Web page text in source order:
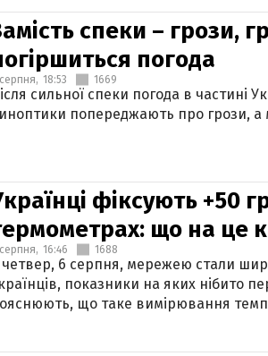
спеки – грози,
погода
18:53 1669
сильної спеки погода в частині
попереджають про грози, а
фіксують +50
що на це
16:46 1688
6 серпня, мережею стали
показники на яких нібито
що таке вимірювання